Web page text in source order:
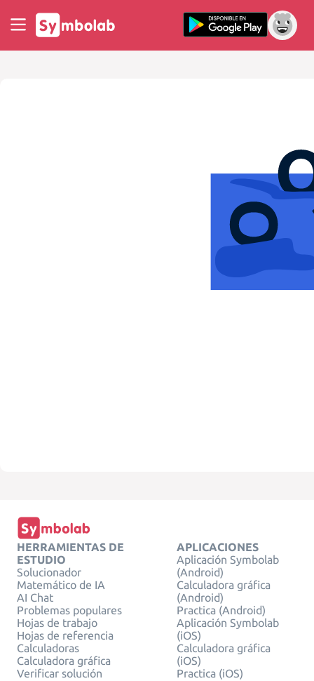
HERRAMIENTAS DE
ESTUDIO
Solucionador
Matemático de IA
AI Chat
Problemas populares
Hojas de trabajo
Hojas de referencia
Calculadoras
Calculadora gráfica
Verificar solución
APLICACIONES
Aplicación Symbolab
(Android)
Calculadora gráfica
(Android)
Practica (Android)
Aplicación Symbolab
(iOS)
Calculadora gráfica
(iOS)
Practica (iOS)